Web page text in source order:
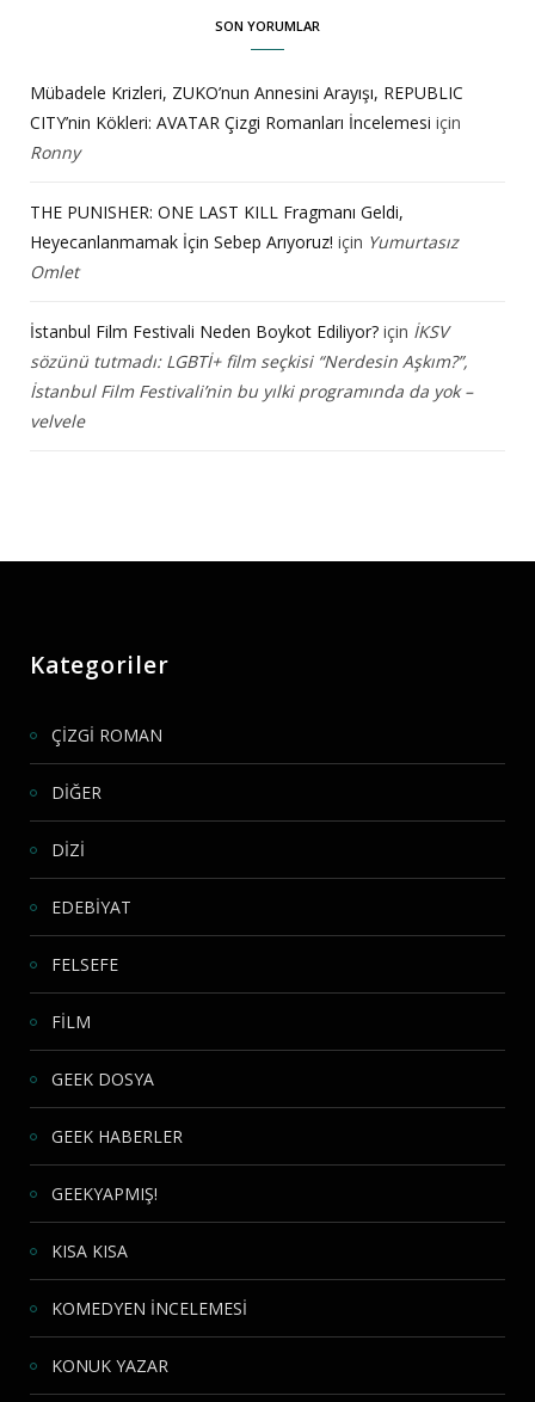
SON YORUMLAR
Mübadele Krizleri, ZUKO’nun Annesini Arayışı, REPUBLIC
CITY’nin Kökleri: AVATAR Çizgi Romanları İncelemesi için
Ronny
THE PUNISHER: ONE LAST KILL Fragmanı Geldi,
Heyecanlanmamak İçin Sebep Arıyoruz! için Yumurtasız
Omlet
İstanbul Film Festivali Neden Boykot Ediliyor? için İKSV
sözünü tutmadı: LGBTİ+ film seçkisi “Nerdesin Aşkım?”,
İstanbul Film Festivali’nin bu yılki programında da yok –
velvele
Kategoriler
ÇİZGİ ROMAN
DİĞER
DİZİ
EDEBİYAT
FELSEFE
FİLM
GEEK DOSYA
GEEK HABERLER
GEEKYAPMIŞ!
KISA KISA
KOMEDYEN İNCELEMESİ
KONUK YAZAR